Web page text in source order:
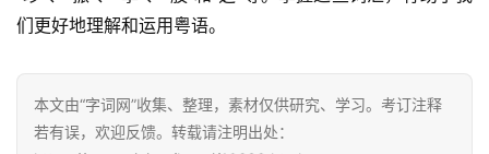
汉
组
们更好地理解和运用粤语。
本文由“字词网”收集、整理，素材仅供研究、学习。考订注释
若有误，欢迎反馈。转载请注明出处：